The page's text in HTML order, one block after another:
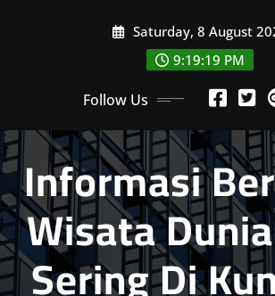
Saturday, 8 August
9:19:20 PM
Follow Us
Informasi
Wisata
Sering Di